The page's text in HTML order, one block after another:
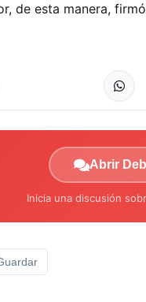
de esta manera,
Abrir
Inicia una discusión